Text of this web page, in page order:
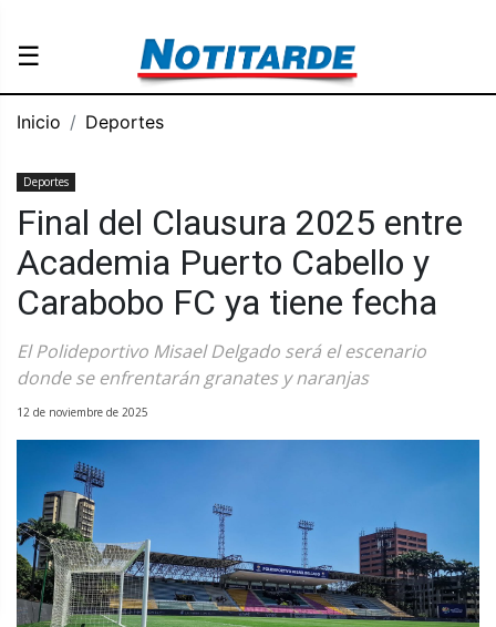
☰
Inicio Deportes
Deportes
Final del Clausura 2025 entre
Academia Puerto Cabello y
Carabobo FC ya tiene fecha
El Polideportivo Misael Delgado será el escenario
donde se enfrentarán granates y naranjas
12 de noviembre de 2025